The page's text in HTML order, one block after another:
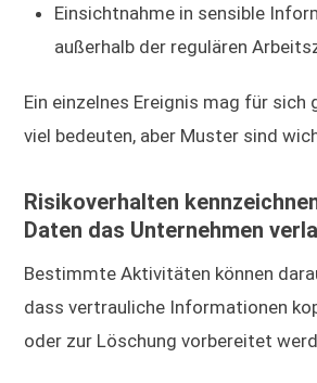
Einsichtnahme in sensible
außerhalb der regulären
Ein einzelnes Ereignis mag für sich
viel bedeuten, aber Muster sind
Risikoverhalten
Daten das Unternehmen
Bestimmte Aktivitäten können
dass vertrauliche Informationen
oder zur Löschung vorbereitet